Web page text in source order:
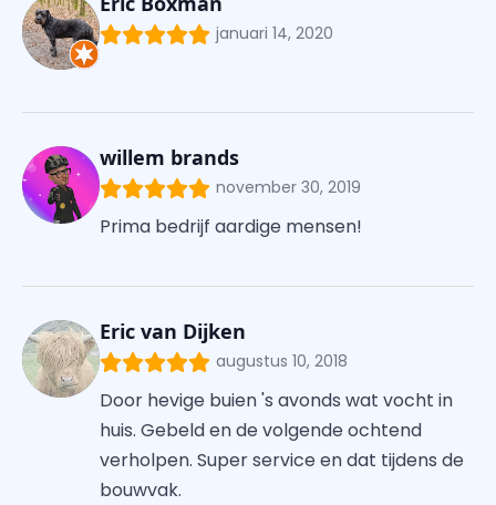
januari 14, 2020
willem brands
november 30, 2019
Prima bedrijf aardige mensen!
Eric van Dijken
augustus 10, 2018
Door hevige buien 's avonds wat vocht in
huis. Gebeld en de volgende ochtend
verholpen. Super service en dat tijdens de
bouwvak.